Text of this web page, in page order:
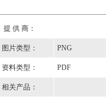
提 供 商：
图片类型： PNG
资料类型： PDF
相关产品：